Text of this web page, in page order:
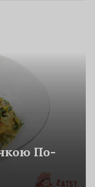
По-